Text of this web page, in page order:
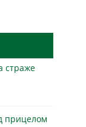
страже
прицелом